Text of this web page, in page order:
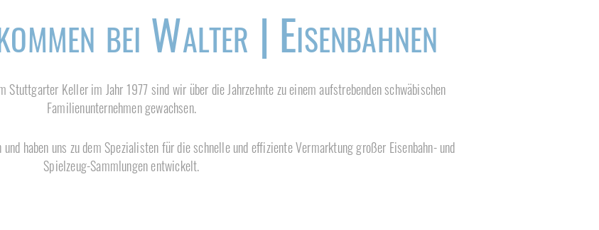
bei Walter | Eisenbahnen
Stuttgarter Keller im Jahr 1977 sind wir über die Jahrzehnte zu einem aufstrebenden schwäbischen
Familienunternehmen gewachsen.
haben uns zu dem Spezialisten für die schnelle und effiziente Vermarktung großer Eisenbahn- und
Spielzeug-Sammlungen entwickelt.